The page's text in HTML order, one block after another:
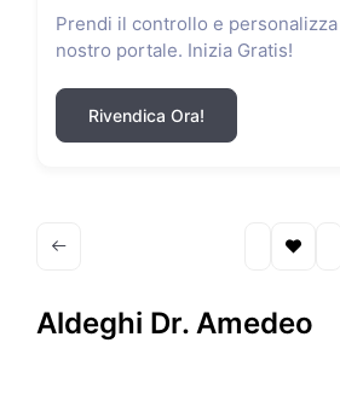
Prendi il controllo e
nostro portale. Inizia Gratis!
Rivendica Ora!
Aldeghi Dr. Amedeo